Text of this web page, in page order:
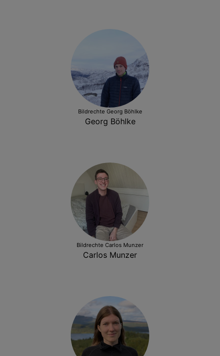
Bildrechte Georg Böhlke
Georg Böhlke
Bildrechte Carlos Munzer
Carlos Munzer